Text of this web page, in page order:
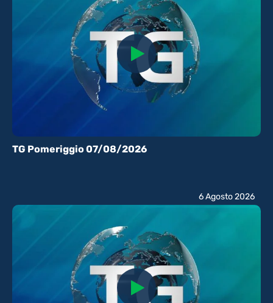
TG Pomeriggio 07/08/2026
6 Agosto 2026